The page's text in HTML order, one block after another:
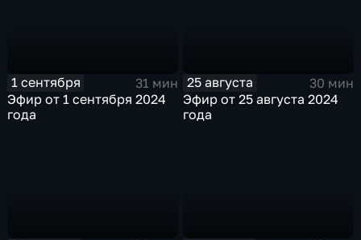
1 сентября
31 мин
Эфир от 1 сентября 2024
года
25 августа
30 мин
Эфир от 25 августа 2024
года